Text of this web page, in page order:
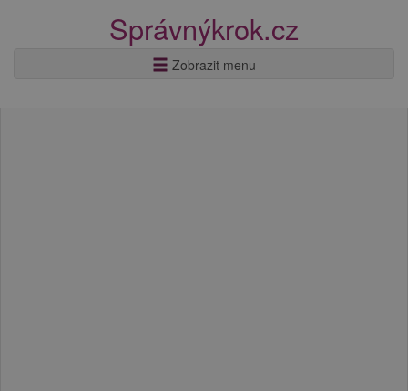
Správnýkrok.cz
Zobrazit menu